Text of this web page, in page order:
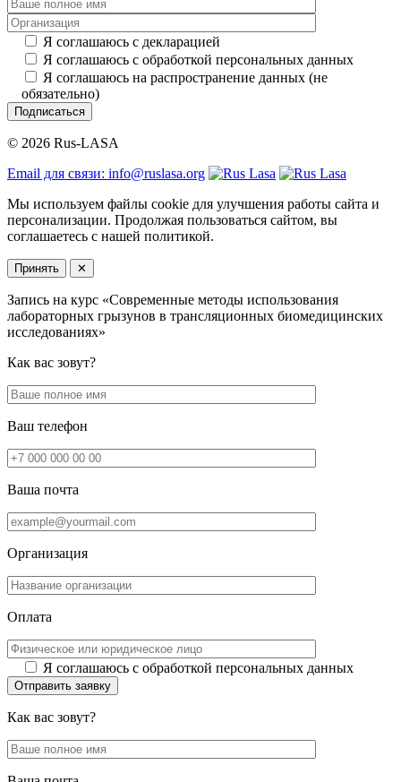
Я соглашаюсь с декларацией
Я соглашаюсь с обработкой персональных данных
Я соглашаюсь на распространение данных (не
обязательно)
Подписаться
© 2026 Rus-LASA
Email для связи: info@ruslasa.org
Мы используем файлы cookie для улучшения работы сайта и
персонализации. Продолжая пользоваться сайтом, вы
соглашаетесь с нашей политикой.
Принять ✕
Запись на курс «Современные методы использования
лабораторных грызунов в трансляционных биомедицинских
исследованиях»
Как вас зовут?
Ваш телефон
Ваша почта
Организация
Оплата
Я соглашаюсь с обработкой персональных данных
Отправить заявку
Как вас зовут?